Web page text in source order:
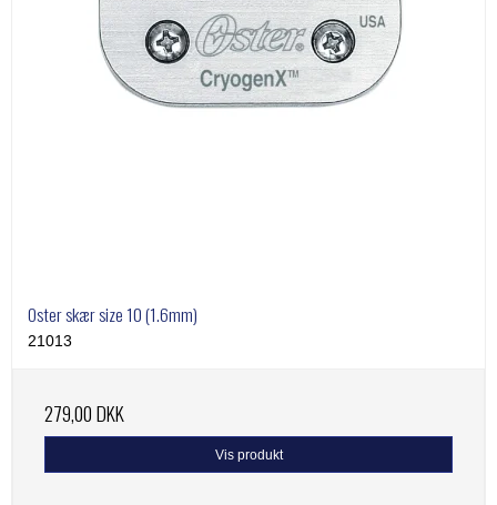
Oster skær size 10 (1.6mm)
21013
279,00 DKK
Vis produkt